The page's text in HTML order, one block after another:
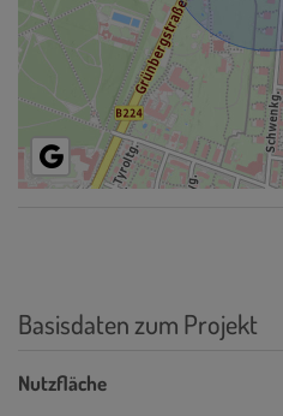
Basisdaten zum Projekt
Nutzfläche